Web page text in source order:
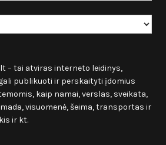
– tai atviras interneto leidinys,
publikuoti ir perskaityti įdomius
kaip namai, verslas, sveikata,
visuomenė, šeima, transportas ir
ir kt.